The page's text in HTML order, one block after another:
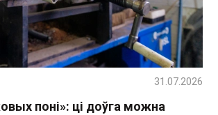
поні»: ці доўга можна
31.07.2026